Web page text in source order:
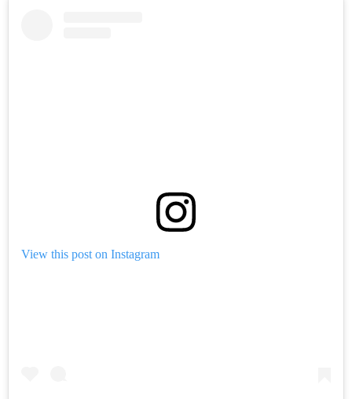
View this post on Instagram